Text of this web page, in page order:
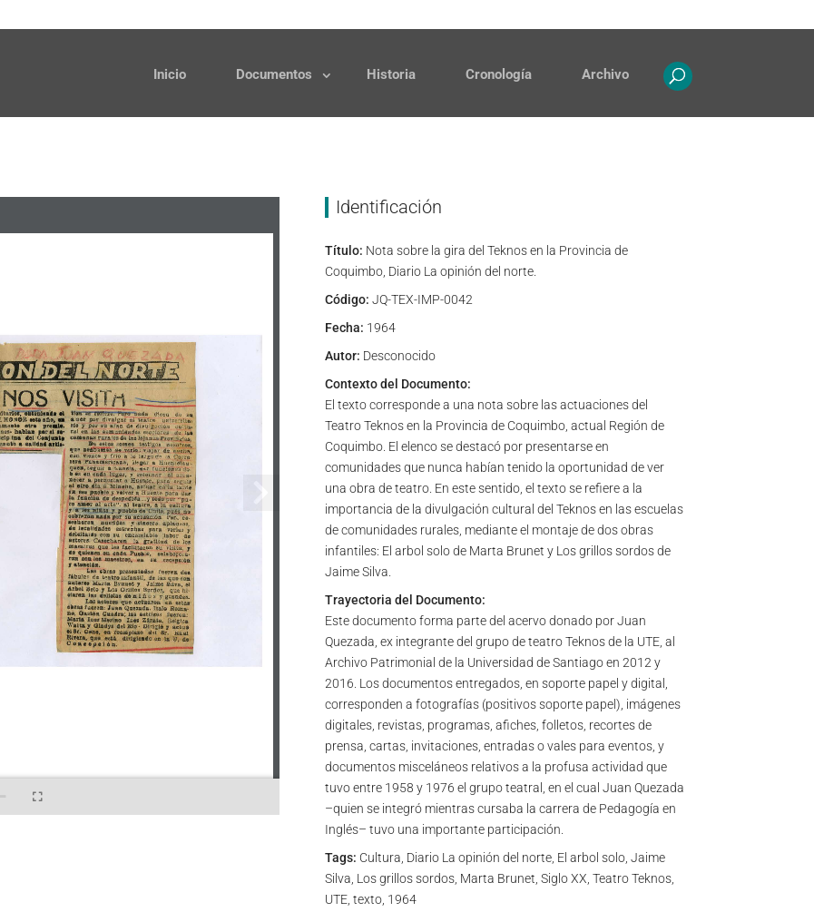
Inicio Documentos Historia Cronología Archivo
Identificación
Título: Nota sobre la gira del Teknos en la Provincia de
Coquimbo, Diario La opinión del norte.
Código: JQ-TEX-IMP-0042
Fecha: 1964
Autor: Desconocido
Contexto del Documento:
El texto corresponde a una nota sobre las actuaciones del
Teatro Teknos en la Provincia de Coquimbo, actual Región de
Coquimbo. El elenco se destacó por presentarse en
comunidades que nunca habían tenido la oportunidad de ver
una obra de teatro. En este sentido, el texto se refiere a la
importancia de la divulgación cultural del Teknos en las escuelas
de comunidades rurales, mediante el montaje de dos obras
infantiles: El arbol solo de Marta Brunet y Los grillos sordos de
Jaime Silva.
Trayectoria del Documento:
Este documento forma parte del acervo donado por Juan
Quezada, ex integrante del grupo de teatro Teknos de la UTE, al
Archivo Patrimonial de la Universidad de Santiago en 2012 y
2016. Los documentos entregados, en soporte papel y digital,
corresponden a fotografías (positivos soporte papel), imágenes
digitales, revistas, programas, afiches, folletos, recortes de
prensa, cartas, invitaciones, entradas o vales para eventos, y
documentos misceláneos relativos a la profusa actividad que
tuvo entre 1958 y 1976 el grupo teatral, en el cual Juan Quezada
–quien se integró mientras cursaba la carrera de Pedagogía en
Inglés– tuvo una importante participación.
Tags: Cultura, Diario La opinión del norte, El arbol solo, Jaime
Silva, Los grillos sordos, Marta Brunet, Siglo XX, Teatro Teknos,
UTE, texto, 1964